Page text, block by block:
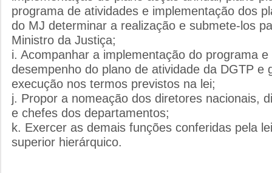
programa de atividades e implementação dos
do MJ determinar a realização e submete-los
Ministro da Justiça;
i. Acompanhar a implementação do programa
desempenho do plano de atividade da DGTP e
execução nos termos previstos na lei;
j. Propor a nomeação dos diretores nacionais,
e chefes dos departamentos;
k. Exercer as demais funções conferidas pela
superior hierárquico.